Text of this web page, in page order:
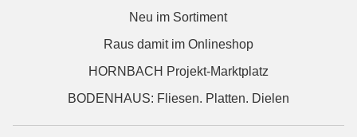
Neu im Sortiment
Raus damit im Onlineshop
HORNBACH Projekt-Marktplatz
BODENHAUS: Fliesen. Platten. Dielen